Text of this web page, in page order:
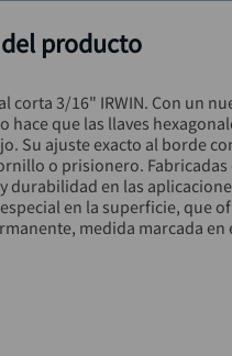
producto
corta 3/16" IRWIN. Con un
hace que las llaves
Su ajuste exacto al borde
o prisionero. Fabricadas
durabilidad en las
en la superficie, que
medida marcada